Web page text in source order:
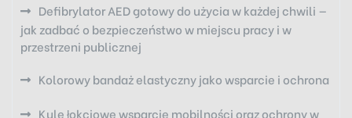
Defibrylator AED gotowy do użycia w każdej chwili —
jak zadbać o bezpieczeństwo w miejscu pracy i w
przestrzeni publicznej
Kolorowy bandaż elastyczny jako wsparcie i ochrona
Kule łokciowe wsparcie mobilności oraz ochrony w